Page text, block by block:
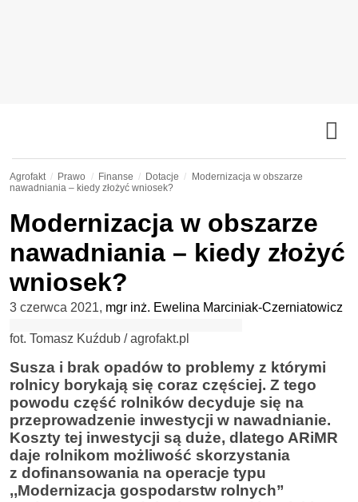
Agrofakt Prawo Finanse Dotacje
Modernizacja w obszarze
nawadniania – kiedy złożyć wniosek?
Modernizacja w obszarze
nawadniania – kiedy złożyć
wniosek?
3 czerwca 2021, mgr inż. Ewelina Marciniak-Czerniatowicz
fot. Tomasz Kuźdub / agrofakt.pl
Susza i brak opadów to problemy z którymi
rolnicy borykają się coraz częściej. Z tego
powodu część rolników decyduje się na
przeprowadzenie inwestycji w nawadnianie.
Koszty tej inwestycji są duże, dlatego ARiMR
daje rolnikom możliwość skorzystania
z dofinansowania na operacje typu
,,Modernizacja gospodarstw rolnych”